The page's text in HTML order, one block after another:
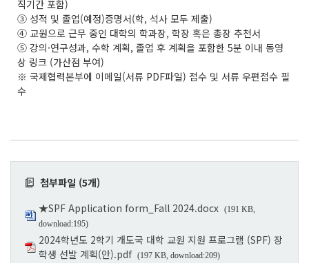
직기간 포함)
③ 성적 및 졸업(예정)증명서(학, 석사 모두 제출)
④ 교원으로 근무 중인 대학의 학과장, 학장 혹은 총장 추천서
⑤ 강의·연구성과, 수학 계획, 졸업 후 계획을 포함한 5분 이내 동영
상 링크 (가산점 부여)
※ 국제협력본부에 이메일(서류 PDF파일) 접수 및 서류 우편접수 필
수
첨부파일 (5개)
★SPF Application form_Fall 2024.docx (191 KB,
download:195)
2024학년도 2학기 개도국 대학 교원 지원 프로그램 (SPF) 장
학생 선발 계획(안).pdf (197 KB, download:209)